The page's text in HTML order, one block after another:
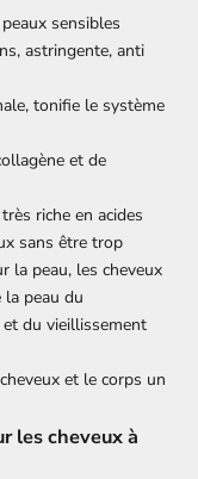
sensibles
astringente, anti
tonifie le système
et de
riche en acides
sans être trop
la peau, les cheveux
peau du
et du vieillissement
et le corps un
les cheveux à